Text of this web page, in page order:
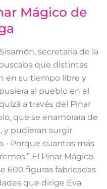
Mágico de
secretaria de la
que distintas
en su tiempo libre y
al pueblo en el
a través del Pinar
que se enamorara de
y pudieran surgir
· Porque cuantos más
El Pinar Mágico
600 figuras fabricadas
que dirige Eva